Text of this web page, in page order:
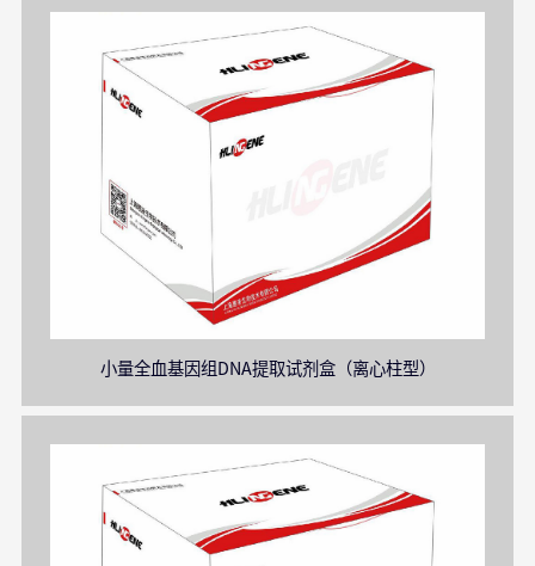
小量全血基因组DNA提取试剂盒（离心柱型）